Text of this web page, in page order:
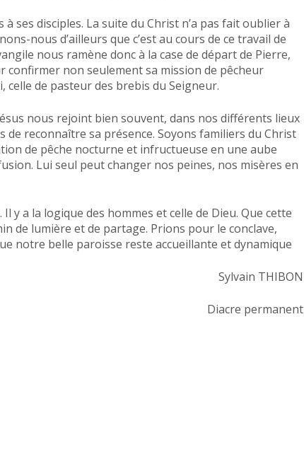
ses disciples. La suite du Christ n’a pas fait oublier à
nous d’ailleurs que c’est au cours de ce travail de
nous ramène donc à la case de départ de Pierre,
confirmer non seulement sa mission de pêcheur
celle de pasteur des brebis du Seigneur.
nous rejoint bien souvent, dans nos différents lieux
de reconnaître sa présence. Soyons familiers du Christ
de pêche nocturne et infructueuse en une aube
Lui seul peut changer nos peines, nos misères en
. Il y a la logique des hommes et celle de Dieu. Que cette
de lumière et de partage. Prions pour le conclave,
notre belle paroisse reste accueillante et dynamique
Sylvain THIBON
Diacre permanent